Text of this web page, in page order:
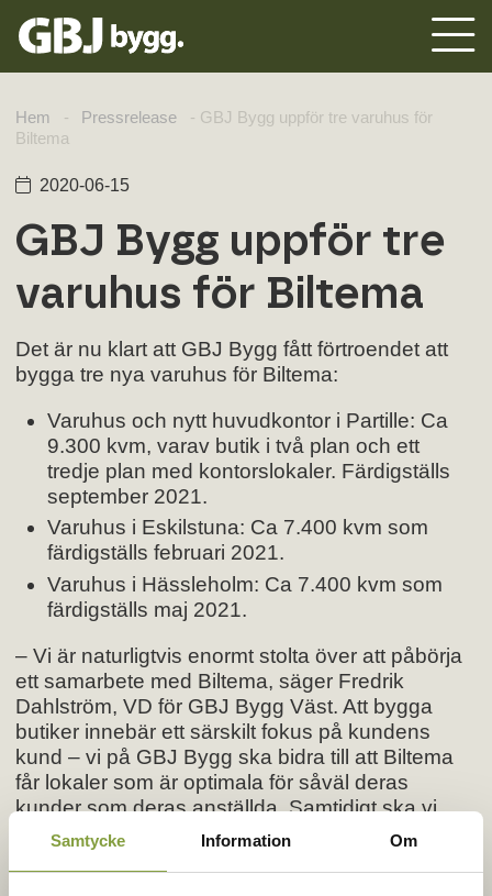
Samtycke Information Om
Hem - Pressrelease - GBJ Bygg uppför tre varuhus för
Biltema
2020-06-15
GBJ Bygg uppför tre
varuhus för Biltema
Det är nu klart att GBJ Bygg fått förtroendet att
bygga tre nya varuhus för Biltema:
Varuhus och nytt huvudkontor i Partille: Ca
9.300 kvm, varav butik i två plan och ett
tredje plan med kontorslokaler. Färdigställs
september 2021.
Varuhus i Eskilstuna: Ca 7.400 kvm som
färdigställs februari 2021.
Varuhus i Hässleholm: Ca 7.400 kvm som
färdigställs maj 2021.
– Vi är naturligtvis enormt stolta över att påbörja
ett samarbete med Biltema, säger Fredrik
Dahlström, VD för GBJ Bygg Väst. Att bygga
butiker innebär ett särskilt fokus på kundens
kund – vi på GBJ Bygg ska bidra till att Biltema
får lokaler som är optimala för såväl deras
kunder som deras anställda. Samtidigt ska vi
bygga lokaler som håller över tid med minimal